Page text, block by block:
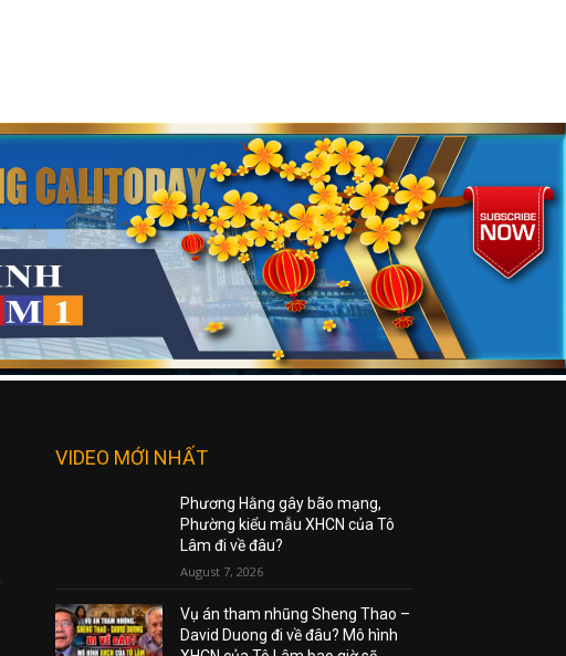
VIDEO MỚI NHẤT
Phương Hằng gây bão mạng,
Phường kiểu mẫu XHCN của Tô
Lâm đi về đâu?
August 7, 2026
Vụ án tham nhũng Sheng Thao –
David Duong đi về đâu? Mô hình